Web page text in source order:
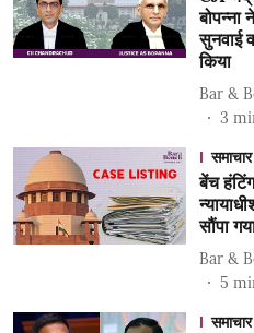
सुनवाई
किया
Bar &
3
समाचार
बेंच
सौंपा
Bar &
5
समाचार